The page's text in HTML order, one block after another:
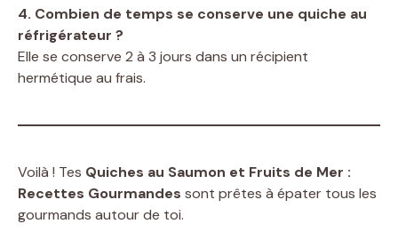
4. Combien de temps se conserve une quiche au
réfrigérateur ?
Elle se conserve 2 à 3 jours dans un récipient
hermétique au frais.
Voilà ! Tes Quiches au Saumon et Fruits de Mer :
Recettes Gourmandes sont prêtes à épater tous les
gourmands autour de toi.